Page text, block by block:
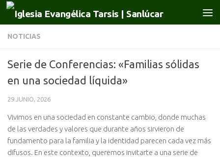
Saltar al contenido
NOTICIAS
Serie de Conferencias: «Familias sólidas
en una sociedad líquida»
29 JUNIO, 2026
Vivimos en una sociedad en constante cambio, donde muchas
de las verdades y valores que durante años sirvieron de
fundamento para la familia y la identidad parecen cada vez más
difusos. En este contexto, queremos invitarte a una serie de